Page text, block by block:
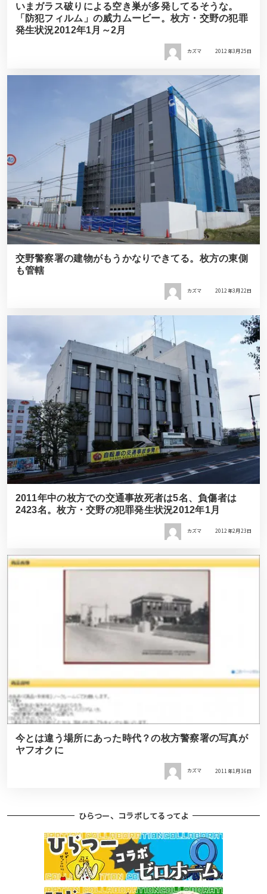
いまガラス破りによる空き巣が多発してるそうな。
「防犯フィルム」の威力ムービー。枚方・交野の犯罪
発生状況2012年1月～2月
カズマ 2012年3月25日
交野警察署の建物がもうかなりできてる。枚方の東側
も管轄
カズマ 2012年3月22日
2011年中の枚方での交通事故死者は5名、負傷者は
2423名。枚方・交野の犯罪発生状況2012年1月
カズマ 2012年2月23日
今とは違う場所にあった時代？の枚方警察署の写真が
ヤフオクに
カズマ 2011年1月16日
ひらつー、コラボしてるってよ